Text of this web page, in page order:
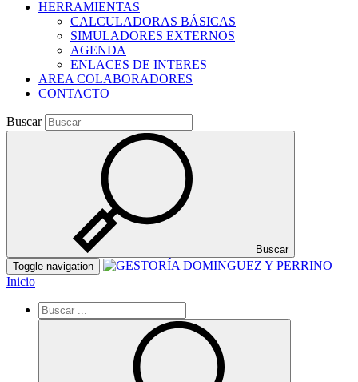
HERRAMIENTAS
CALCULADORAS BÁSICAS
SIMULADORES EXTERNOS
AGENDA
ENLACES DE INTERES
AREA COLABORADORES
CONTACTO
Buscar
Buscar
Toggle navigation
Inicio